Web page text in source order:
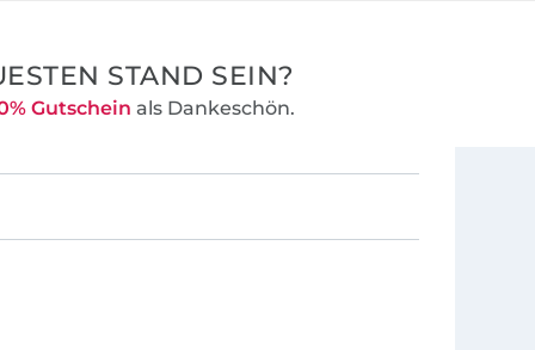
STAND SEIN?
Gutschein als Dankeschön.